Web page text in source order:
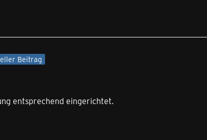
Beitrag
entsprechend eingerichtet.